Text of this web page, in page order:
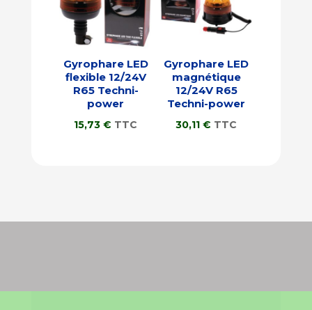
Gyrophare LED
flexible 12/24V
R65 Techni-
power
15,73€ TTC
Gyrophare LED
magnétique
12/24V R65
Techni-power
30,11€ TTC